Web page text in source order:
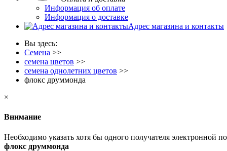
Информация об оплате
Информация о доставке
Адрес магазина и контакты
Вы здесь:
Семена >>
семена цветов >>
семена однолетних цветов >>
флокс друммонда
×
Внимание
Необходимо указать хотя бы одного получателя электронной
флокс друммонда